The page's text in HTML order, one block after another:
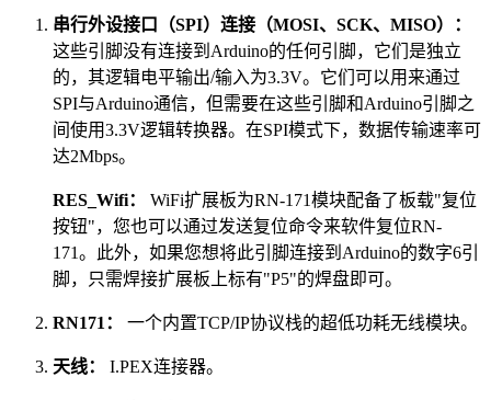
串行外设接口（SPI）连接（MOSI、SCK、MISO）：
这些引脚没有连接到Arduino的任何引脚，它们是独立
的，其逻辑电平输出/输入为3.3V。它们可以用来通过
SPI与Arduino通信，但需要在这些引脚和Arduino引脚之
间使用3.3V逻辑转换器。在SPI模式下，数据传输速率可
达2Mbps。
RES_Wifi：
WiFi扩展板为RN-171模块配备了板载"复位
按钮"，您也可以通过发送复位命令来软件复位RN-
171。此外，如果您想将此引脚连接到Arduino的数字6引
脚，只需焊接扩展板上标有"P5"的焊盘即可。
RN171： 一个内置TCP/IP协议栈的超低功耗无线模块。
天线： I.PEX连接器。